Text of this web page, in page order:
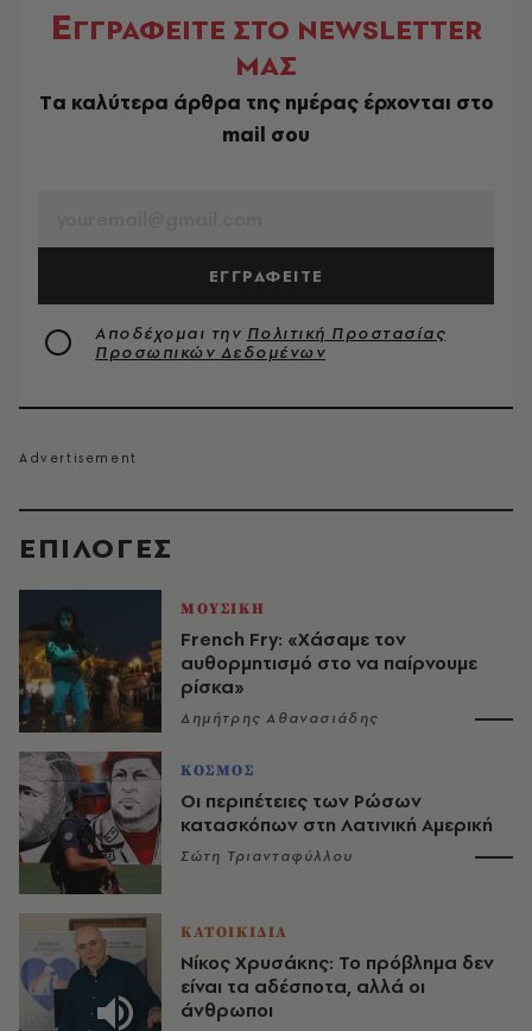
EΠΙΛΟΓΈΣ
ΜΟΥΣΙΚΗ
French Fry: «Χάσαμε τον
αυθορμητισμό στο να παίρνουμε
ρίσκα»
Δημήτρης Αθανασιάδης
ΚΟΣΜΟΣ
Οι περιπέτειες των Ρώσων
κατασκόπων στη Λατινική Αμερική
Σώτη Τριανταφύλλου
ΚΑΤΟΙΚΙΔΙΑ
Νίκος Χρυσάκης: Το πρόβλημα δεν
είναι τα αδέσποτα, αλλά οι
άνθρωποι
ΕΓΓΡΑΦΕΙΤΕ ΣΤΟ NEWSLETTER
ΜΑΣ
Tα καλύτερα άρθρα της ημέρας έρχονται στο
mail σου
ΕΓΓΡΑΦΕΙΤΕ
Αποδέχομαι την Πολιτική Προστασίας
Προσωπικών Δεδομένων